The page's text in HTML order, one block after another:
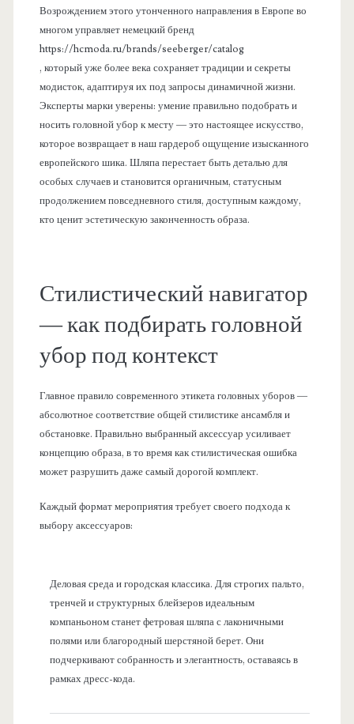
Возрождением этого утонченного направления в Европе во
многом управляет немецкий бренд
https://hcmoda.ru/brands/seeberger/catalog
, который уже более века сохраняет традиции и секреты
модисток, адаптируя их под запросы динамичной жизни.
Эксперты марки уверены: умение правильно подобрать и
носить головной убор к месту — это настоящее искусство,
которое возвращает в наш гардероб ощущение изысканного
европейского шика. Шляпа перестает быть деталью для
особых случаев и становится органичным, статусным
продолжением повседневного стиля, доступным каждому,
кто ценит эстетическую законченность образа.
Стилистический навигатор
— как подбирать головной
убор под контекст
Главное правило современного этикета головных уборов —
абсолютное соответствие общей стилистике ансамбля и
обстановке. Правильно выбранный аксессуар усиливает
концепцию образа, в то время как стилистическая ошибка
может разрушить даже самый дорогой комплект.
Каждый формат мероприятия требует своего подхода к
выбору аксессуаров:
Деловая среда и городская классика. Для строгих пальто,
тренчей и структурных блейзеров идеальным
компаньоном станет фетровая шляпа с лаконичными
полями или благородный шерстяной берет. Они
подчеркивают собранность и элегантность, оставаясь в
рамках дресс-кода.